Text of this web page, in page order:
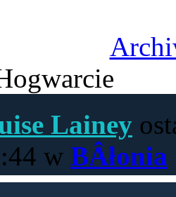
Lainey
w BÂłonia